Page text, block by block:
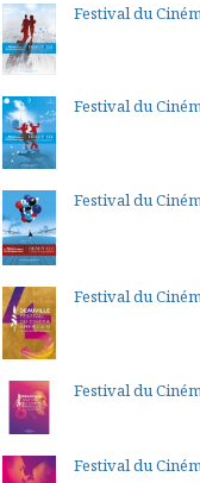
Festival du
Festival du
Festival du
Festival du
Festival du
Festival du